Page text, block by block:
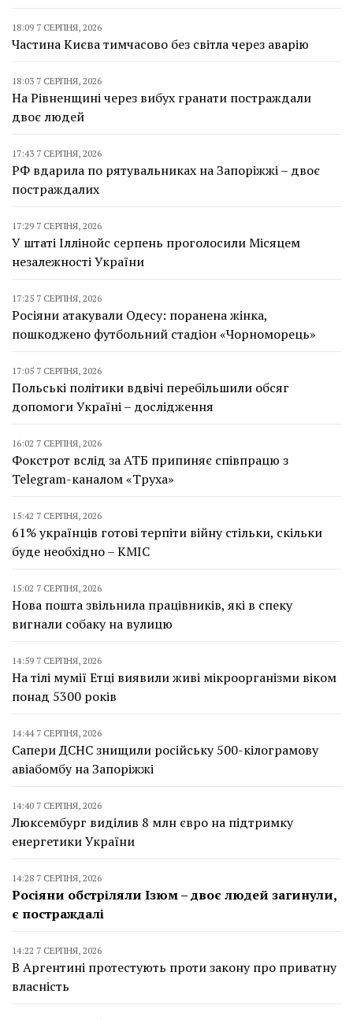
18:09 7 СЕРПНЯ, 2026
Частина Києва тимчасово без світла через аварію
18:03 7 СЕРПНЯ, 2026
На Рівненщині через вибух гранати постраждали
двоє людей
17:43 7 СЕРПНЯ, 2026
РФ вдарила по рятувальниках на Запоріжжі – двоє
постраждалих
17:29 7 СЕРПНЯ, 2026
У штаті Іллінойс серпень проголосили Місяцем
незалежності України
17:25 7 СЕРПНЯ, 2026
Росіяни атакували Одесу: поранена жінка,
пошкоджено футбольний стадіон «Чорноморець»
17:05 7 СЕРПНЯ, 2026
Польські політики вдвічі перебільшили обсяг
допомоги Україні – дослідження
16:02 7 СЕРПНЯ, 2026
Фокстрот вслід за АТБ припиняє співпрацю з
Telegram-каналом «Труха»
15:42 7 СЕРПНЯ, 2026
61% українців готові терпіти війну стільки, скільки
буде необхідно – КМІС
15:02 7 СЕРПНЯ, 2026
Нова пошта звільнила працівників, які в спеку
вигнали собаку на вулицю
14:59 7 СЕРПНЯ, 2026
На тілі мумії Етці виявили живі мікроорганізми віком
понад 5300 років
14:44 7 СЕРПНЯ, 2026
Сапери ДСНС знищили російську 500-кілограмову
авіабомбу на Запоріжжі
14:40 7 СЕРПНЯ, 2026
Люксембург виділив 8 млн євро на підтримку
енергетики України
14:28 7 СЕРПНЯ, 2026
Росіяни обстріляли Ізюм – двоє людей загинули,
є постраждалі
14:22 7 СЕРПНЯ, 2026
В Аргентині протестують проти закону про приватну
власність